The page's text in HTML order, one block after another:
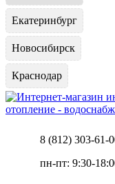
Екатеринбург
Новосибирск
Краснодар
отопление -
8 (812) 303-61-
пн-пт: 9:30-